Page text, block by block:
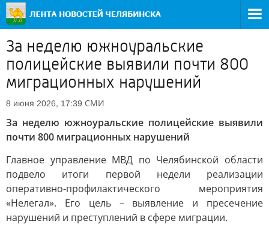
За неделю южноуральские
полицейские выявили почти 800
миграционных нарушений
8 июня 2026, 17:39 СМИ
За неделю южноуральские полицейские выявили
почти 800 миграционных нарушений
Главное управление МВД по Челябинской области
подвело итоги первой недели реализации
оперативно-профилактического мероприятия
«Нелегал». Его цель – выявление и пресечение
нарушений и преступлений в сфере миграции.